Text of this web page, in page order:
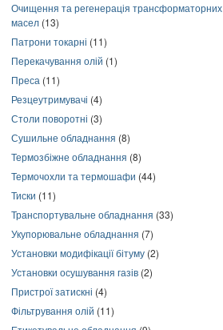
Очищення та регенерація трансформаторних
масел (13)
Патрони токарні (11)
Перекачування олій (1)
Преса (11)
Резцеутримувачі (4)
Столи поворотні (3)
Сушильне обладнання (8)
Термозбіжне обладнання (8)
Термочохли та термошафи (44)
Тиски (11)
Транспортувальне обладнання (33)
Укупорювальне обладнання (7)
Установки модифікації бітуму (2)
Установки осушування газів (2)
Пристрої затискні (4)
Фільтрування олій (11)